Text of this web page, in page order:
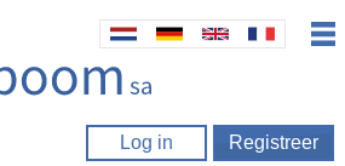
Log in Registreer